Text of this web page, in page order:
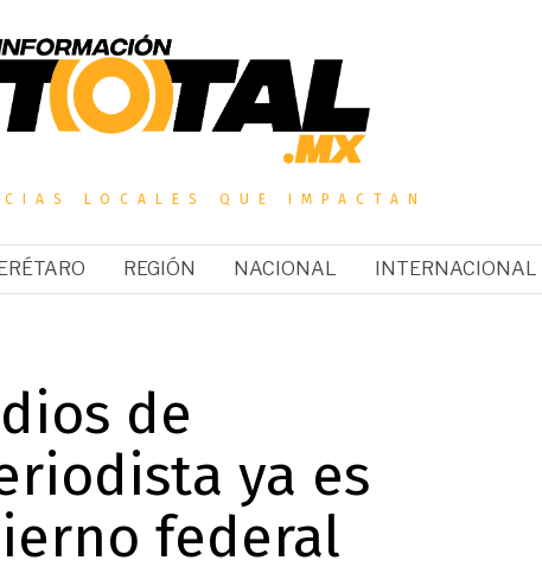
LOCALES QUE IMPACTAN
REGIÓN NACIONAL INTERNACIONAL
de
ya es
federal